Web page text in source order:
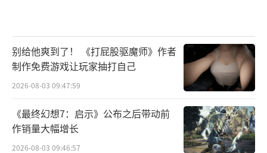
别给他爽到了！ 《打屁股驱魔师》作者
制作免费游戏让玩家抽打自己
2026-08-03 09:47:59
《最终幻想7：启示》公布之后带动前
作销量大幅增长
2026-08-03 09:46:57